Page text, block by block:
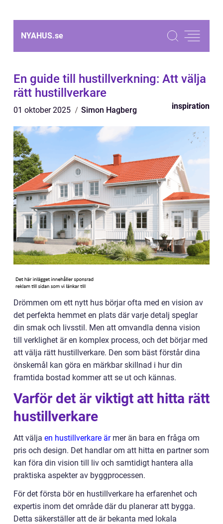
NYAHUS.se
En guide till hustillverkning: Att välja
rätt hustillverkare
01 oktober 2025 Simon Hagberg inspiration
Drömmen om ett nytt hus börjar ofta med en vision av
det perfekta hemmet en plats där varje detalj speglar
din smak och livsstil. Men att omvandla denna vision
till verklighet är en komplex process, och det börjar med
att välja rätt hustillverkare. Den som bäst förstår dina
önskemål kan göra en märkbar skillnad i hur din
framtida bostad kommer att se ut och kännas.
Varför det är viktigt att hitta rätt
hustillverkare
Att välja en hustillverkare ärmer än bara en fråga om
pris och design. Det handlar om att hitta en partner som
kan föra din vision till liv och samtidigt hantera alla
praktiska aspekter av byggprocessen.
För det första bör en hustillverkare ha erfarenhet och
expertis inom det område där du planerar att bygga.
Detta säkerställer att de är bekanta med lokala